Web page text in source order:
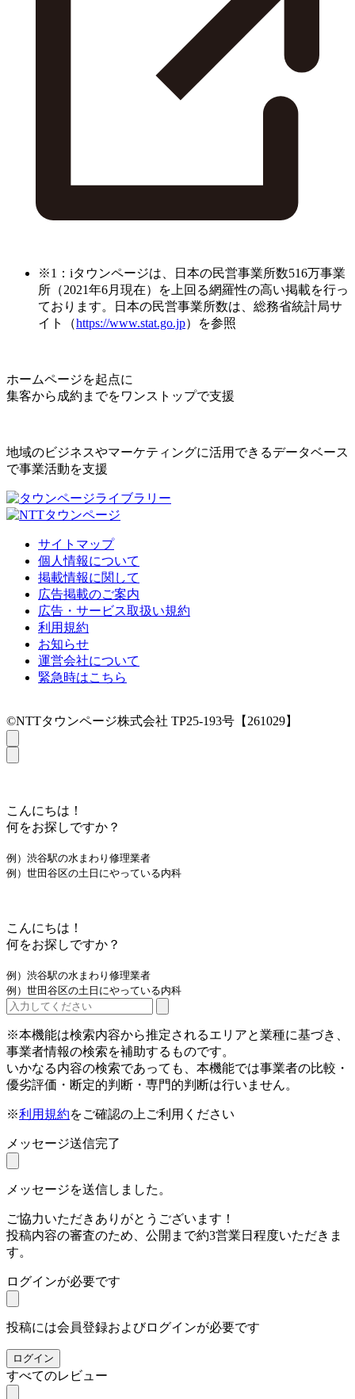
※1：iタウンページは、日本の民営事業所数516万事業
所（2021年6月現在）を上回る網羅性の高い掲載を行っ
ております。日本の民営事業所数は、総務省統計局サ
イト（https://www.stat.go.jp）を参照
ホームページを起点に
集客から成約までをワンストップで支援
地域のビジネスやマーケティングに活用できるデータベース
で事業活動を支援
サイトマップ
個人情報について
掲載情報に関して
広告掲載のご案内
広告・サービス取扱い規約
利用規約
お知らせ
運営会社について
緊急時はこちら
©NTTタウンページ株式会社 TP25-193号【261029】
こんにちは！
何をお探しですか？
例）渋谷駅の水まわり修理業者
例）世田谷区の土日にやっている内科
こんにちは！
何をお探しですか？
例）渋谷駅の水まわり修理業者
例）世田谷区の土日にやっている内科
※本機能は検索内容から推定されるエリアと業種に基づき、
事業者情報の検索を補助するものです。
いかなる内容の検索であっても、本機能では事業者の比較・
優劣評価・断定的判断・専門的判断は行いません。
※利用規約をご確認の上ご利用ください
メッセージ送信完了
メッセージを送信しました。
ご協力いただきありがとうございます！
投稿内容の審査のため、公開まで約3営業日程度いただきま
す。
ログインが必要です
投稿には会員登録およびログインが必要です
ログイン
すべてのレビュー